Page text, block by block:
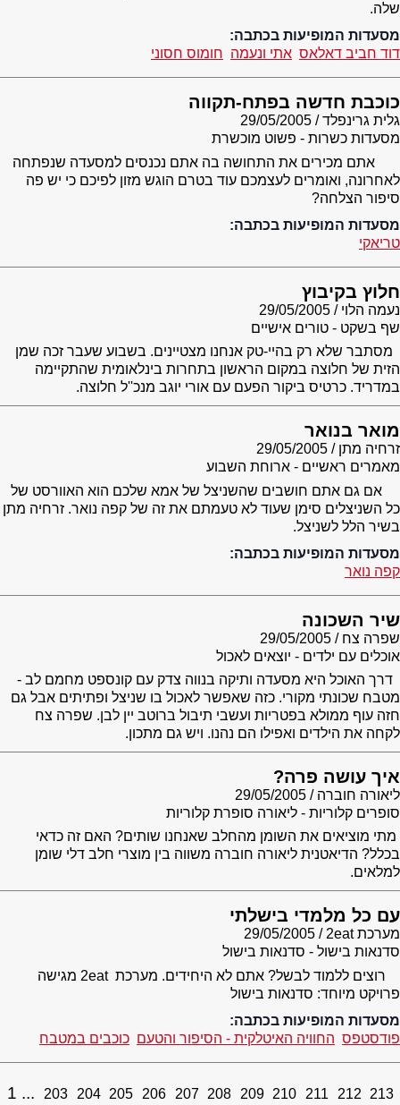
שלה.
מסעדות המופיעות בכתבה:
דוד חביב דאלאס אתי ונעמה חומוס חסוני
כוכבת חדשה בפתח-תקווה
גלית גרינפלד
29/05/2005
מסעדות כשרות - פשוט מוכשרת
אתם מכירים את התחושה בה אתם נכנסים למסעדה שנפתחה
לאחרונה, ואומרים לעצמכם עוד בטרם הוגש מזון לפיכם כי יש פה
סיפור הצלחה?
מסעדות המופיעות בכתבה:
טריאקי
חלוץ בקיבוץ
נעמה הלוי
29/05/2005
שף בשקט - טורים אישיים
מסתבר שלא רק בהיי-טק אנחנו מצטיינים. בשבוע שעבר זכה שמן
הזית של חלוצה במקום הראשון בתחרות בינלאומית שהתקיימה
במדריד. כרטיס ביקור הפעם עם אורי יוגב מנכ''ל חלוצה.
מואר בנואר
זרחיה מתן
29/05/2005
מאמרים ראשיים - ארוחת השבוע
אם גם אתם חושבים שהשניצל של אמא שלכם הוא האוורסט של
כל השניצלים סימן שעוד לא טעמתם את זה של קפה נואר. זרחיה מתן
בשיר הלל לשניצל.
מסעדות המופיעות בכתבה:
קפה נואר
שיר השכונה
שפרה צח
29/05/2005
אוכלים עם ילדים - יוצאים לאכול
דרך האוכל היא מסעדה ותיקה בנווה צדק עם קונספט מחמם לב -
מטבח שכונתי מקורי. כזה שאפשר לאכול בו שניצל ופתיתים אבל גם
חזה עוף ממולא בפטריות ועשבי תיבול ברוטב יין לבן. שפרה צח
לקחה את הילדים ואפילו הם נהנו. ויש גם מתכון.
איך עושה פרה?
ליאורה חוברה
29/05/2005
סופרים קלוריות - ליאורה סופרת קלוריות
מתי מוציאים את השומן מהחלב שאנחנו שותים? האם זה כדאי
בכלל? הדיאטנית ליאורה חוברה משווה בין מוצרי חלב דלי שומן
למלאים.
עם כל מלמדי בישלתי
מערכת 2eat
29/05/2005
סדנאות בישול - סדנאות בישול
רוצים ללמוד לבשל? אתם לא היחידים. מערכת 2eat מגישה
פרויקט מיוחד: סדנאות בישול
מסעדות המופיעות בכתבה:
פודסטפס החוויה האיטלקית - הסיפור והטעם כוכבים במטבח
1 203 204 205 206 207 208 209 210 211 212 213